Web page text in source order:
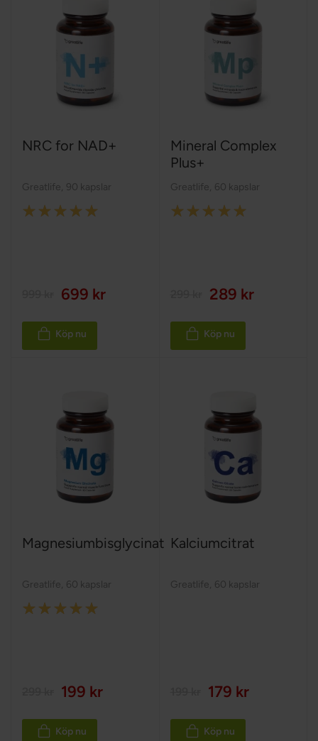
NRC for NAD+
Greatlife 90 kapslar
Rating:
699 kr
Köp nu
Mineral Complex
Plus+
Greatlife 60 kapslar
Rating:
289 kr
Köp nu
Magnesiumbisglycinat
Greatlife 60 kapslar
Rating:
199 kr
Köp nu
Kalciumcitrat
Greatlife 60 kapslar
179 kr
Köp nu